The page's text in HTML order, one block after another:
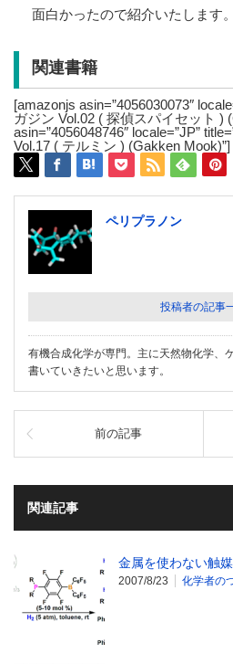
面白かったので紹介いたします。
関連書籍
[amazonjs asin=”4056030073″
ガジン Vol.02 ( 探偵スパイセット )
asin=”4056048746″ locale=”JP”
Vol.17 ( テルミン ) (Gakken Mook)”]
ペリプラノン
投稿者の記事
有機合成化学が専門。主に天然物化学、
書いていきたいと思います。
前の記事
関連記事
金属を使わない触
2007/8/23 化学者の